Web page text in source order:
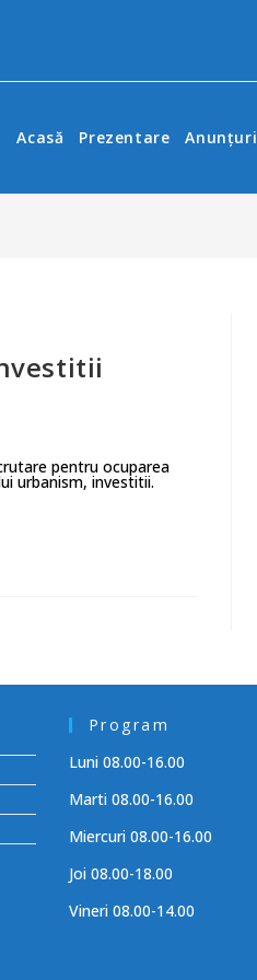
Acasă Prezentare Anunțuri
pentru ocuparea
urbanism, investitii.
Program
Luni 08.00-16.00
Marti 08.00-16.00
Miercuri 08.00-16.00
Joi 08.00-18.00
Vineri 08.00-14.00